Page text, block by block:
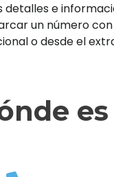
e
un número
o desde el